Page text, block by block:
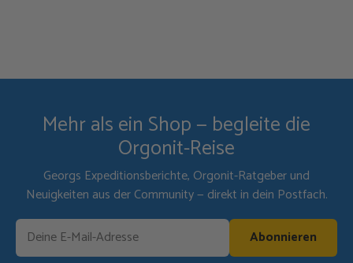
Mehr als ein Shop — begleite die
Orgonit-Reise
Georgs Expeditionsberichte, Orgonit-Ratgeber und
Neuigkeiten aus der Community — direkt in dein Postfach.
Abonnieren